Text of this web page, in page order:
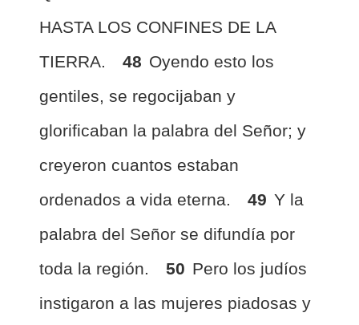
HASTA LOS CONFINES DE LA
TIERRA.
48 Oyendo esto los
gentiles, se regocijaban y
glorificaban la palabra del Señor; y
creyeron cuantos estaban
ordenados a vida eterna.
49 Y la
palabra del Señor se difundía por
toda la región.
50 Pero los judíos
instigaron a las mujeres piadosas y